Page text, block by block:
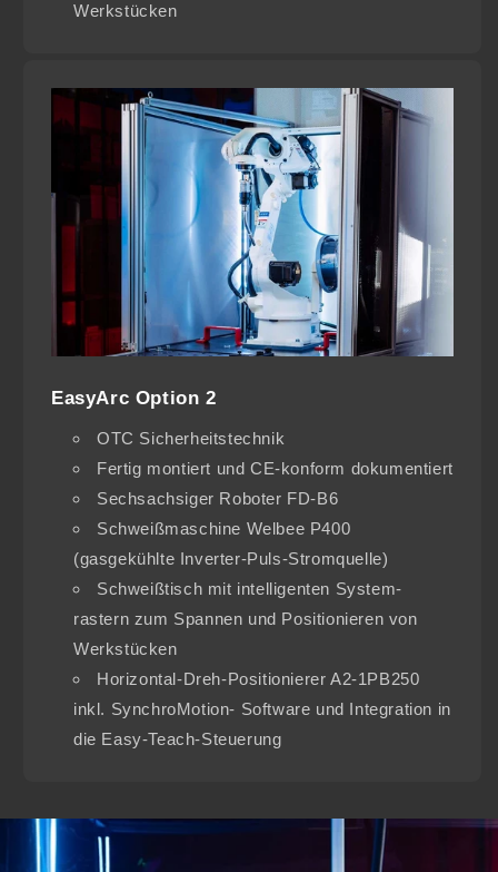
Werkstücken
EasyArc Option 2
OTC Sicherheitstechnik
Fertig montiert und CE-konform dokumentiert
Sechsachsiger Roboter FD-B6
Schweißmaschine Welbee P400
(gasgekühlte Inverter-Puls-Stromquelle)
Schweißtisch mit intelligenten System-
rastern zum Spannen und Positionieren von
Werkstücken
Horizontal-Dreh-Positionierer A2-1PB250
inkl. SynchroMotion- Software und Integration in
die Easy-Teach-Steuerung